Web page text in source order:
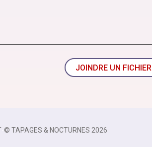
JOINDRE UN FICHIER
- © TAPAGES & NOCTURNES 2026